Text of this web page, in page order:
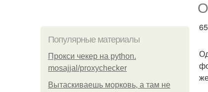
Популярные материалы
Прокси чекер на python.
mosajjal/proxychecker
Вытаскиваешь морковь, а там не